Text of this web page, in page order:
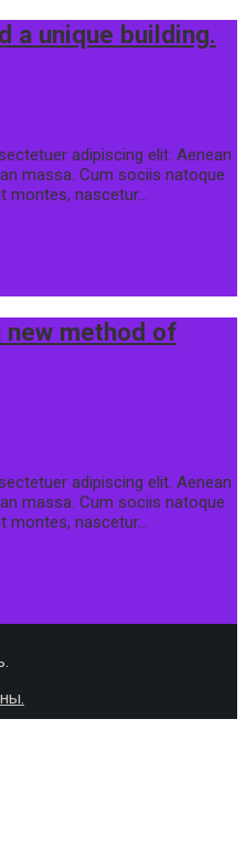
a unique building.
adipiscing elit. Aenean
massa. Cum sociis natoque
montes, nascetur…
new method of
adipiscing elit. Aenean
massa. Cum sociis natoque
montes, nascetur…